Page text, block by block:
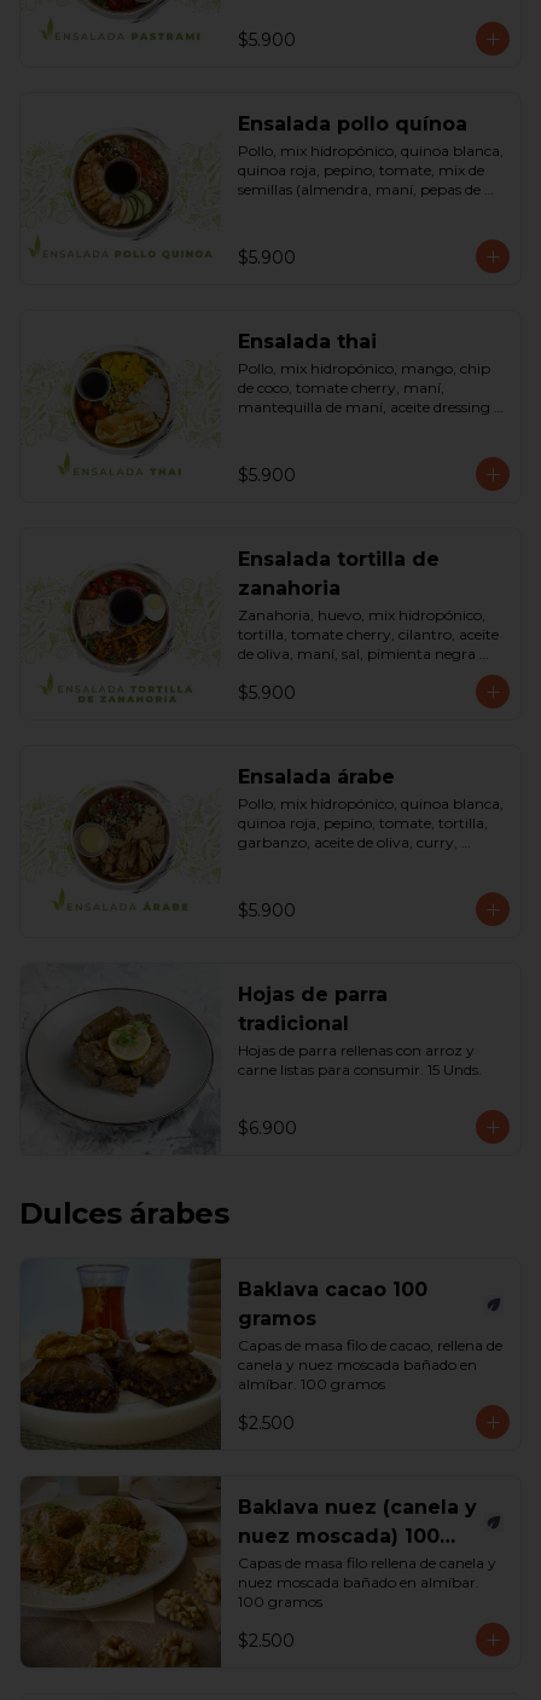
(vinagre de vino blanco, azúcar,
mostaza). Bowl.
$5.900
Ensalada pollo quínoa
Pollo, mix hidropónico, quinoa blanca,
quinoa roja, pepino, tomate, mix de
semillas (almendra, maní, pepas de
mostaza (salsa de soya, azúcar, limón,
aceite de sésamo y mostaza). Bowl.
$5.900
Ensalada thai
Pollo, mix hidropónico, mango, chip
de coco, tomate cherry, maní,
mantequilla de maní, aceite dressing
$5.900
Ensalada tortilla de
zanahoria
Zanahoria, huevo, mix hidropónico,
tortilla, tomate cherry, cilantro, aceite
de oliva, maní, sal, pimienta negra
soya, azúcar, limón, aceite de sésamo
$5.900
Ensalada árabe
Pollo, mix hidropónico, quinoa blanca,
quinoa roja, pepino, tomate, tortilla,
garbanzo, aceite de oliva, curry,
Bowl.
$5.900
Hojas de parra
tradicional
Hojas de parra rellenas con arroz y
carne listas para consumir. 15 Unds.
$6.900
Dulces árabes
Baklava cacao 100
gramos
Capas de masa filo de cacao, rellena de
canela y nuez moscada bañado en
almíbar. 100 gramos
$2.500
Baklava nuez (canela y
nuez moscada) 100
gramos
Capas de masa filo rellena de canela y
nuez moscada bañado en almíbar.
100 gramos
$2.500